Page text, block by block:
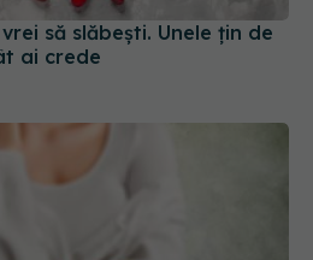
să slăbești. Unele țin de
ai crede